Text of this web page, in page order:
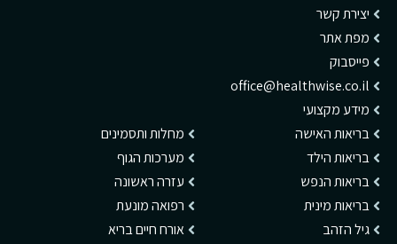
יצירת קשר
מפת אתר
פייסבוק
office@healthwise.co.il
מידע מקצועי
בריאות האישה
בריאות הילד
בריאות הנפש
בריאות מינית
גיל הזהב
מחלות ותסמינים
מערכות הגוף
עזרה ראשונה
רפואה מונעת
אורח חיים בריא